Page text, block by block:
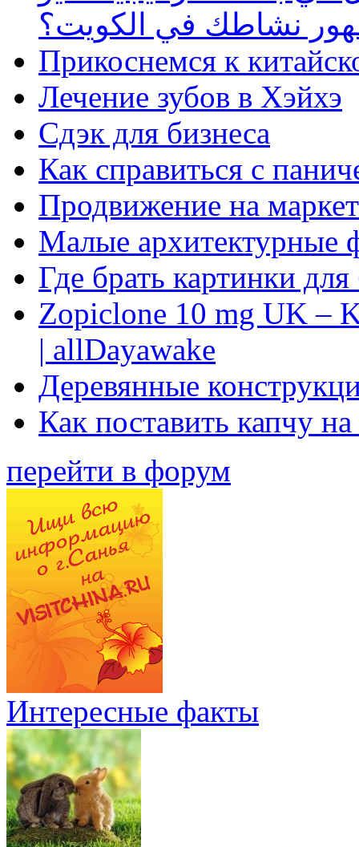
نشاطك في الكويت؟
Прикоснемся к
Лечение зубов в Хэйхэ
Сдэк для бизнеса
Как справиться с
Продвижение на
Малые архитектурные
Где брать картинки
Zopiclone 10 mg UK –
| allDayawake
Деревянные
Как поставить капчу
перейти в форум
Интересные факты